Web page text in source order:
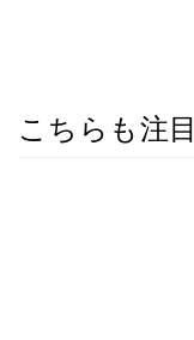
こちらも注目